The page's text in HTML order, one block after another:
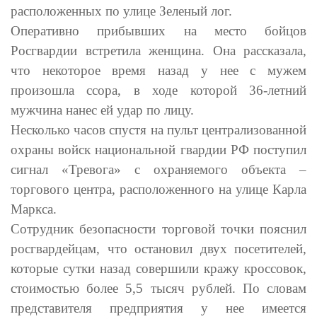
расположенных по улице Зеленый лог.
Оперативно прибывших на место бойцов
Росгвардии встретила женщина. Она рассказала,
что некоторое время назад у нее с мужем
произошла ссора, в ходе которой 36-летний
мужчина нанес ей удар по лицу.
Несколько часов спустя на пульт централизованной
охраны войск национальной гвардии РФ поступил
сигнал «Тревога» с охраняемого объекта –
торгового центра, расположенного на улице Карла
Маркса.
Сотрудник безопасности торговой точки пояснил
росгвардейцам, что остановил двух посетителей,
которые сутки назад совершили кражу кроссовок,
стоимостью более 5,5 тысяч рублей. По словам
представителя предприятия у нее имеется